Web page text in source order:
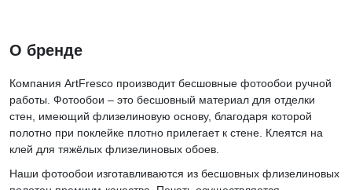
О бренде
Компания ArtFresco производит бесшовные фотообои ручной
работы. Фотообои – это бесшовный материал для отделки
стен, имеющий флизелиновую основу, благодаря которой
полотно при поклейке плотно прилегает к стене. Клеятся на
клей для тяжёлых флизелиновых обоев.
Наши фотообои изготавливаются из бесшовных флизелиновых